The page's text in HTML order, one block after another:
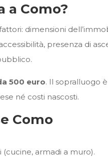
a Como?
dimensioni
presenza di
500 euro. Il sopralluogo
né costi nascosti.
Como
armadi a muro).